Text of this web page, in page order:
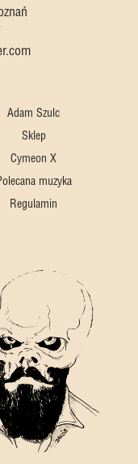
Adam Szulc
Sklep
Cymeon X
muzyka
Regulamin